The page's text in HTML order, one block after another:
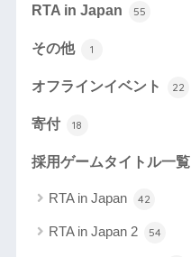
RTA in Japan 55
その他 1
オフラインイベント 22
寄付 18
採用ゲームタイトル一覧
RTA in Japan 42
RTA in Japan 2 54